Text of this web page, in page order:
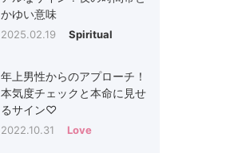
かゆい意味
2025.02.19 Spiritual
年上男性からのアプローチ！
本気度チェックと本命に見せ
るサイン♡
2022.10.31 Love